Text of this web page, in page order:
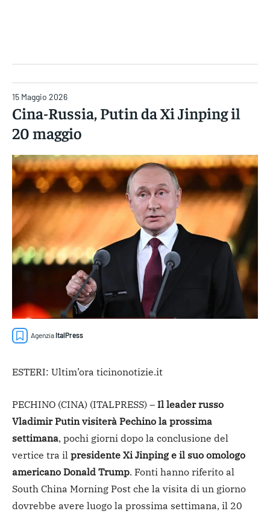
15 Maggio 2026
Cina-Russia, Putin da Xi Jinping il
20 maggio
AgenziaItalPress
ESTERI: Ultim’ora ticinonotizie.it
PECHINO (CINA) (ITALPRESS) – Il leader russo
Vladimir Putin visiterà Pechino la prossima
settimana, pochi giorni dopo la conclusione del
vertice tra il presidente Xi Jinping e il suo omologo
americano Donald Trump. Fonti hanno riferito al
South China Morning Post che la visita di un giorno
dovrebbe avere luogo la prossima settimana, il 20